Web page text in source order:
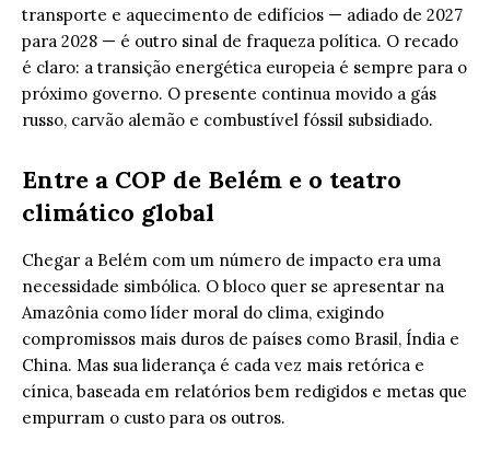
transporte e aquecimento de edifícios — adiado de 2027
para 2028 — é outro sinal de fraqueza política. O recado
é claro: a transição energética europeia é sempre para o
próximo governo. O presente continua movido a gás
russo, carvão alemão e combustível fóssil subsidiado.
Entre a COP de Belém e o teatro
climático global
Chegar a Belém com um número de impacto era uma
necessidade simbólica. O bloco quer se apresentar na
Amazônia como líder moral do clima, exigindo
compromissos mais duros de países como Brasil, Índia e
China. Mas sua liderança é cada vez mais retórica e
cínica, baseada em relatórios bem redigidos e metas que
empurram o custo para os outros.